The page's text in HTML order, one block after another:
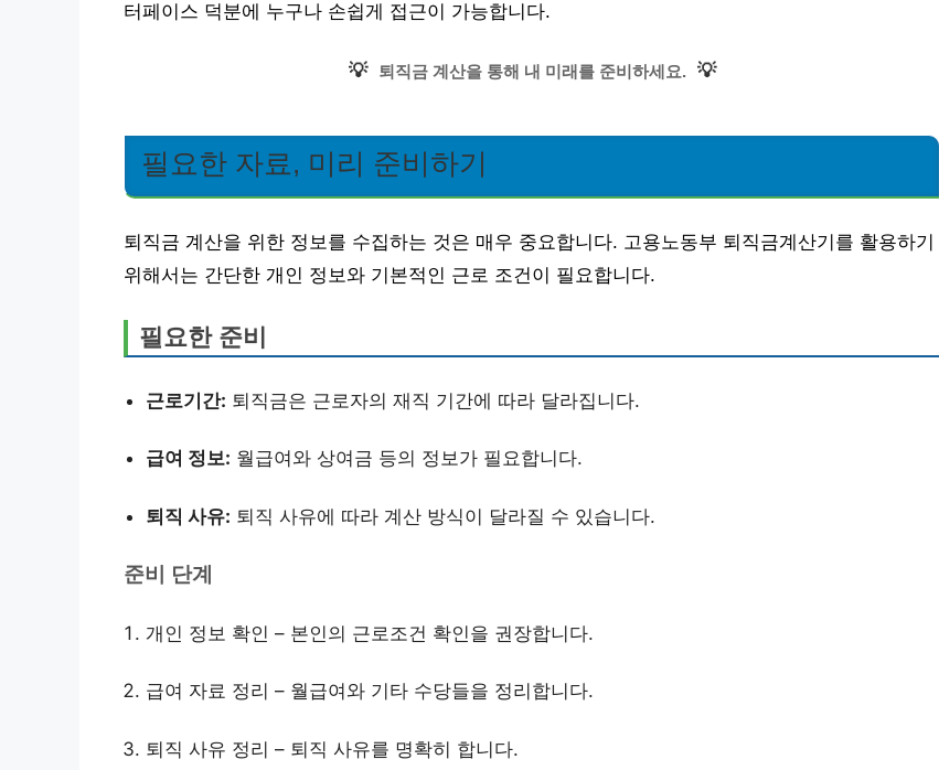
터페이스 덕분에 누구나 손쉽게 접근이 가능합니다.
💡 퇴직금 계산을 통해 내 미래를 준비하세요. 💡
필요한 자료, 미리 준비하기
퇴직금 계산을 위한 정보를 수집하는 것은 매우 중요합니다. 고용노동부 퇴직금계산기를 활용하기
위해서는 간단한 개인 정보와 기본적인 근로 조건이 필요합니다.
필요한 준비
근로기간: 퇴직금은 근로자의 재직 기간에 따라 달라집니다.
급여 정보: 월급여와 상여금 등의 정보가 필요합니다.
퇴직 사유: 퇴직 사유에 따라 계산 방식이 달라질 수 있습니다.
준비 단계
개인 정보 확인 – 본인의 근로조건 확인을 권장합니다.
급여 자료 정리 – 월급여와 기타 수당들을 정리합니다.
퇴직 사유 정리 – 퇴직 사유를 명확히 합니다.